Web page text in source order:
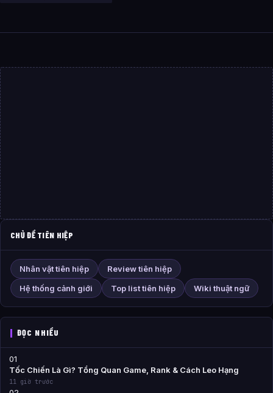
CHỦ ĐỀ TIÊN HIỆP
Nhân vật tiên hiệp
Review tiên hiệp
Hệ thống cảnh giới
Top list tiên hiệp Wiki thuật ngữ
ĐỌC NHIỀU
01
Tốc Chiến Là Gì? Tổng Quan Game, Rank & Cách Leo Hạng
11 giờ trước